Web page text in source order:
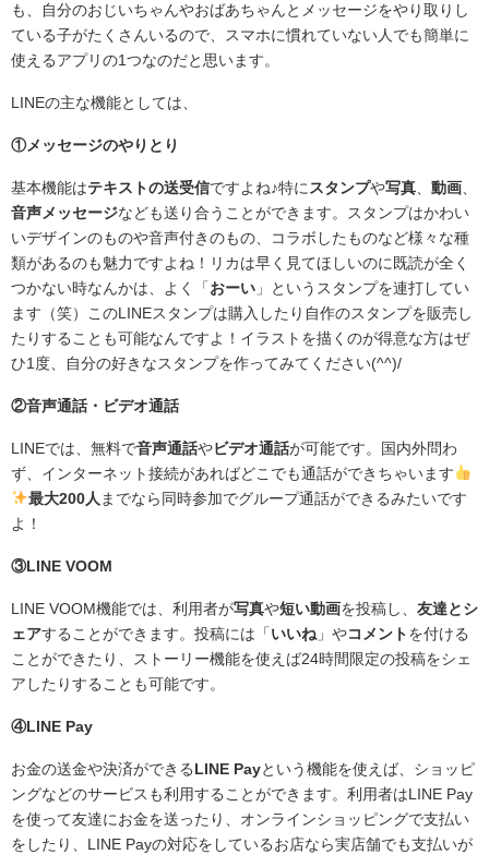
も、自分のおじいちゃんやおばあちゃんとメッセージをやり取りし
ている子がたくさんいるので、スマホに慣れていない人でも簡単に
使えるアプリの1つなのだと思います。
LINEの主な機能としては、
①メッセージのやりとり
基本機能はテキストの送受信ですよね♪特に スタンプや写真 動画
音声メッセージなども送り合うことができます。スタンプはかわい
いデザインのものや音声付きのもの、コラボしたものなど様々な種
類があるのも魅力ですよね！リカは早く見てほしいのに既読が全く
つかない時なんかは、よく「おーい 」というスタンプを連打してい
ます（笑）このLINEスタンプは購入したり自作のスタンプを販売し
たりすることも可能なんですよ！イラストを描くのが得意な方はぜ
ひ1度、自分の好きなスタンプを作ってみてください(^^)/
②音声通話・ビデオ通話
LINEでは、無料で音声通話やビデオ通話が可能です。国内外問わ
ず、インターネット接続があればどこでも通話ができちゃいます
最大200人 までなら同時参加でグループ通話ができるみたいです
よ！
③LINE VOOM
LINE VOOM機能では、利用者が写真や短い動画を投稿し、 友達とシ
ェアすることができます。投稿には「いいね 」やコメントを付ける
ことができたり、ストーリー機能を使えば24時間限定の投稿をシェ
アしたりすることも可能です。
④LINE Pay
お金の送金や決済ができるLINE Payという機能を使えば、ショッピ
ングなどのサービスも利用することができます。利用者はLINE Pay
を使って友達にお金を送ったり、オンラインショッピングで支払い
をしたり、LINE Payの対応をしているお店なら実店舗でも支払いが